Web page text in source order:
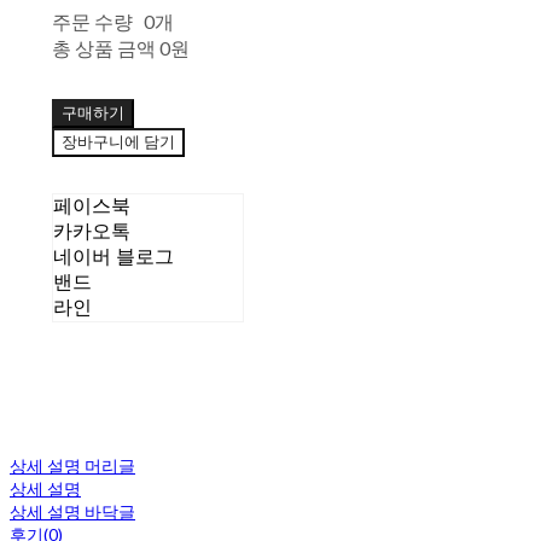
주문 수량 0개
총 상품 금액 0원
구매하기
장바구니에 담기
페이스북
카카오톡
네이버 블로그
밴드
라인
상세 설명 머리글
상세 설명
상세 설명 바닥글
후기(0)